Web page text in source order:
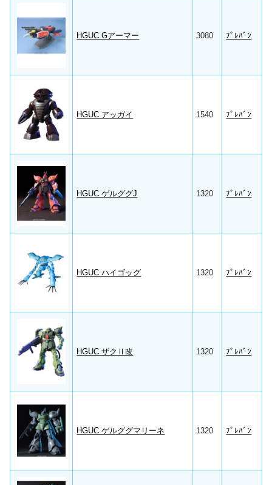
HGUC Gアーマー 3080 ﾌﾟﾚﾊﾞﾝ
HGUC アッガイ 1540 ﾌﾟﾚﾊﾞﾝ
HGUC ゲルググJ 1320 ﾌﾟﾚﾊﾞﾝ
HGUC ハイゴッグ 1320 ﾌﾟﾚﾊﾞﾝ
HGUC ザクⅡ改 1320 ﾌﾟﾚﾊﾞﾝ
HGUC ゲルググマリーネ 1320 ﾌﾟﾚﾊﾞﾝ